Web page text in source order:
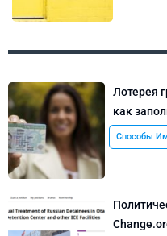
Лотерея
как
Способы